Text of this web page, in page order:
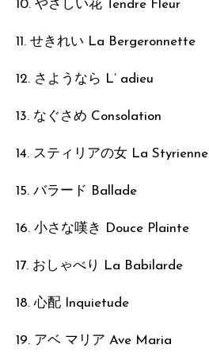
10. やさしい花 Tendre Fleur
11. せきれい La Bergeronnette
12. さようなら L’ adieu
13. なぐさめ Consolation
14. スティリアの女 La Styrienne
15. バラード Ballade
16. 小さな嘆き Douce Plainte
17. おしゃべり La Babilarde
18. 心配 Inquietude
19. アベ マリア Ave Maria